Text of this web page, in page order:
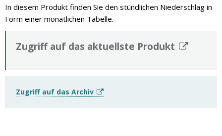
In diesem Produkt finden Sie den stündlichen Niederschlag in
Form einer monatlichen Tabelle.
Zugriff auf das aktuellste Produkt
Zugriff auf das Archiv